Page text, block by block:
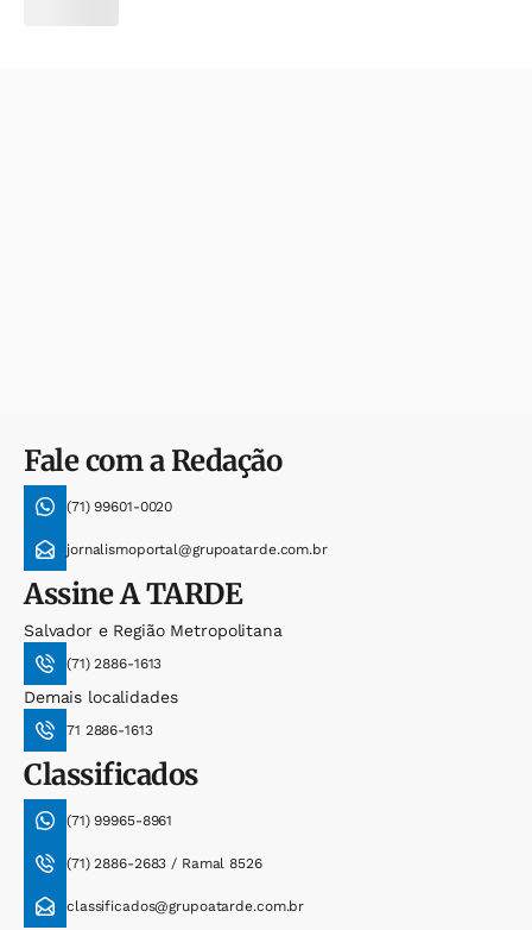
Fale com a Redação
(71) 99601-0020
jornalismoportal@grupoatarde.com.br
AssineA TARDE
Salvador e Região Metropolitana
(71) 2886-1613
Demais localidades
71 2886-1613
Classificados
(71) 99965-8961
(71) 2886-2683 / Ramal 8526
classificados@grupoatarde.com.br